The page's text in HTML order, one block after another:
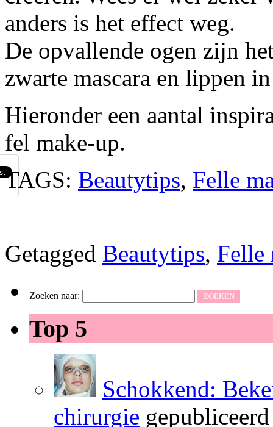
anders is het effect weg.
De opvallende ogen zijn
zwarte mascara en lippen
Hieronder een aantal
fel make-up.
TAGS: Beautytips, Felle
Getagged Beautytips, Felle
Zoeken naar:
Top 5
Schokkend:
chirurgie